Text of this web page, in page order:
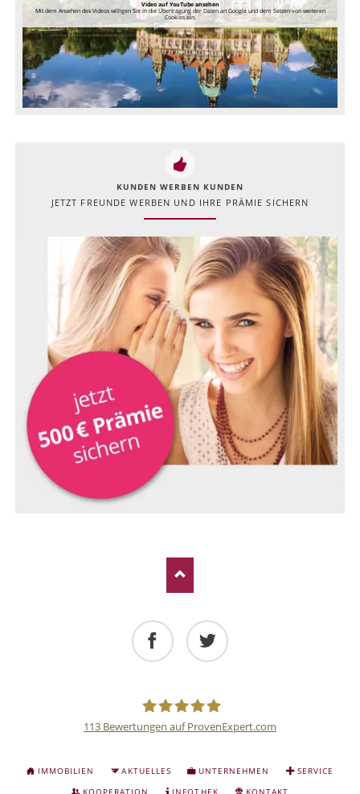
Video auf YouTube ansehen
Mit dem Ansehen des Videos willigen Sie in die Übertragung der Daten an Google und dem Setzen von weiteren
Cookies ein.
KUNDEN WERBEN KUNDEN
JETZT FREUNDE WERBEN UND IHRE PRÄMIE SICHERN
113 Bewertungen auf ProvenExpert.com
NAVIGATION
ÜBERSPRINGEN
IMMOBILIEN AKTUELLES UNTERNEHMEN
SERVICE